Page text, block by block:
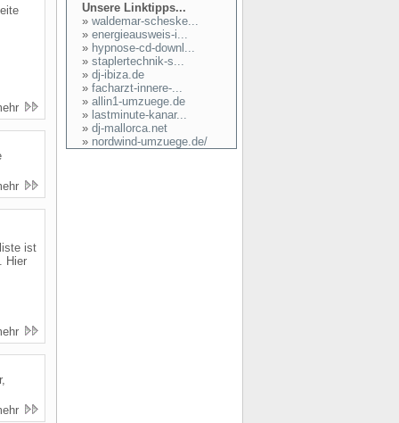
ist
Hier
Unsere Linktipps...
» waldemar-scheske...
» energieausweis-i...
» hypnose-cd-downl...
» staplertechnik-s...
» dj-ibiza.de
» facharzt-innere-...
» allin1-umzuege.de
» lastminute-kanar...
» dj-mallorca.net
» nordwind-umzuege.de/